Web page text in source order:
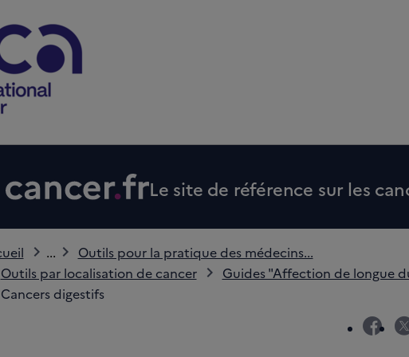
Le site de référence sur les
...
Outils pour la pratique des médecins...
Outils par localisation de cancer
Guides "Affection de longue
Cancers digestifs